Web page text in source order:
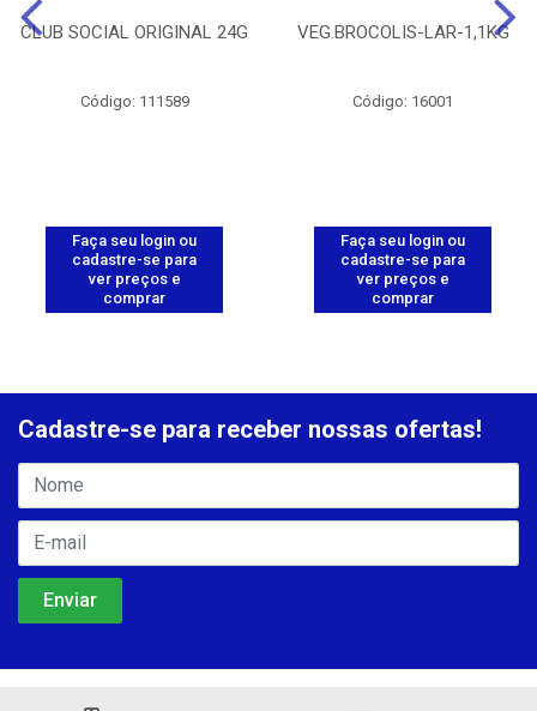
CLUB SOCIAL ORIGINAL 24G
Código: 111589
Faça seu login ou
cadastre-se para
ver preços e
comprar
VEG.BROCOLIS-LAR-1,1KG
Código: 16001
Faça seu login ou
cadastre-se para
ver preços e
comprar
Cadastre-se para receber nossas ofertas!